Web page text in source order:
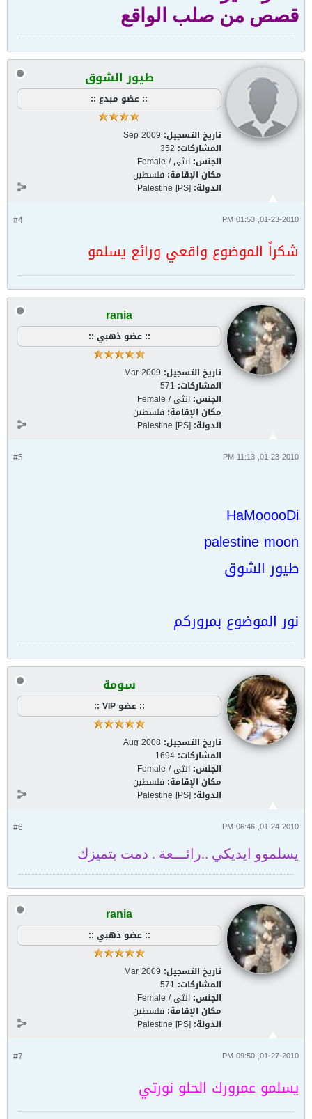
قصص من صلب الواقع
طيور الشوق
:: عضو مبدع ::
تاريخ التسجيل: Sep 2009
المشاركات: 352
الجنس: انثى / Female
مكان الإقامة: فلسطين
الدولة: Palestine [PS]
#4 01-23-2010, 01:53 PM
شكراً الموضوع واقعي ورائع يسلمو
rania
:: عضو ذهبي ::
تاريخ التسجيل: Mar 2009
المشاركات: 571
الجنس: انثى / Female
مكان الإقامة: فلسطين
الدولة: Palestine [PS]
#5 01-23-2010, 11:13 PM
HaMooooDi
palestine moon
طيور الشوق
نور الموضوع بمروركم
سومة
:: عضو VIP ::
تاريخ التسجيل: Aug 2008
المشاركات: 1694
الجنس: انثى / Female
مكان الإقامة: فلسطين
الدولة: Palestine [PS]
#6 01-24-2010, 06:46 PM
يسلموو ايديكي ..رائـــعة . دمت بتميزك
rania
:: عضو ذهبي ::
تاريخ التسجيل: Mar 2009
المشاركات: 571
الجنس: انثى / Female
مكان الإقامة: فلسطين
الدولة: Palestine [PS]
#7 01-27-2010, 09:50 PM
يسلمو عمرورك الحلو نورتي